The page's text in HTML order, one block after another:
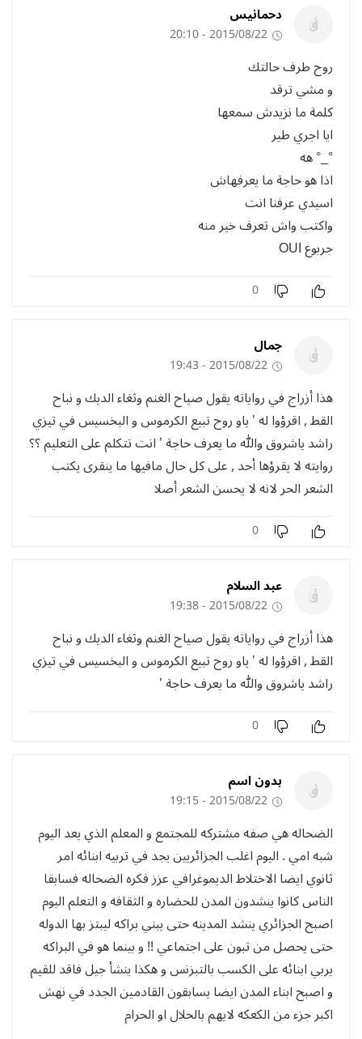
دحمانيس
2015/08/22 - 20:10
روح طرف حالتك
و مشي ترقد
كلمة ما نزيدش سمعها
ايا اجري طير
°_° هه
اذا هو حاجة ما يعرفهاش
اسيدي عرفنا انت
واكتب واش تعرف خير منه
جربوع OUI
0
جمال
2015/08/22 - 19:43
هذا أزراج في رواياته يقول صياح الغنم وثغاء الديك و نباح
القط , اقرؤوا له ’ ياو روح تبيع الكرموس و البخسيس في تيزي
راشد ياشروق والله ما يعرف حاجة ’ انت تتكلم على التعليم ؟؟
روايته لا يقرؤها أحد , على كل حال مافيها ما ينقرى يكتب
الشعر الحر لانه لا يحسن الشعر أصلا
0
عبد السلام
2015/08/22 - 19:38
هذا أزراج في رواياته يقول صياح الغنم وثغاء الديك و نباح
القط , اقرؤوا له ’ ياو روح تبيع الكرموس و البخسيس في تيزي
راشد ياشروق والله ما يعرف حاجة ’
0
بدون اسم
2015/08/22 - 19:15
الضحاله هي صفه مشتركه للمجتمع و المعلم الذي يعد اليوم
شبه امي . اليوم اغلب الجزائريين يجد في تربيه ابنائه امر
ثانوي ايضا الاختلاط الديموغرافي عزز فكره الضحاله فسابقا
الناس كانوا ينشدون المدن للحضاره و الثقافه و التعلم اليوم
اصبح الجزائري ينشد المدينه حتى يبني براكه ليبتز بها الدوله
حتى يحصل من تبون على اجتماعي !! و بينما هو في البراكه
يربي ابنائه على الكسب بالتبزنس و هكذا ينشأ جيل فاقد للقيم
و اصبح ابناء المدن ايضا يسابقون القادمين الجدد في نهش
اكبر جزء من الكعكه لايهم بالحلال او الحرام